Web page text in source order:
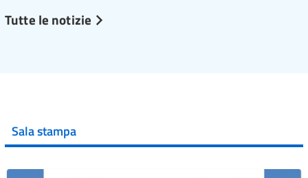
Tutte le notizie
Sala stampa